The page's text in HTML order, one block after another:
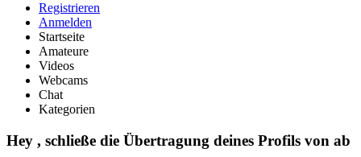
Registrieren
Anmelden
Startseite
Amateure
Videos
Webcams
Chat
Kategorien
Hey , schließe die Übertragung deines Profils von ab